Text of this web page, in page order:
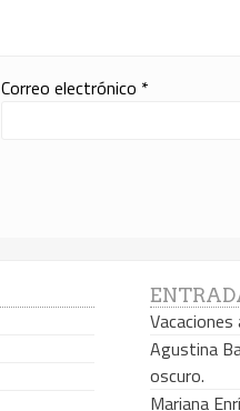
Correo electrónico *
Agustina
oscuro.
Mariana